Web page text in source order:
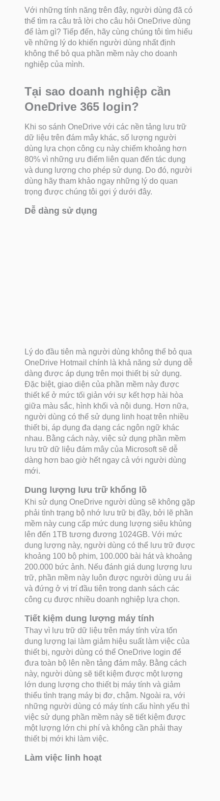
Với những tính năng trên đây, người dùng đã có
thể tìm ra câu trả lời cho câu hỏi OneDrive dùng
để làm gì? Tiếp đến, hãy cùng chúng tôi tìm hiểu
về những lý do khiến người dùng nhất định
không thể bỏ qua phần mềm này cho doanh
nghiệp của mình.
Tại sao doanh nghiệp cần
OneDrive 365 login?
Khi so sánh OneDrive với các nền tảng lưu trữ
dữ liệu trên đám mây khác, số lượng người
dùng lựa chọn công cụ này chiếm khoảng hơn
80% vì những ưu điểm liên quan đến tác dụng
và dung lượng cho phép sử dụng. Do đó, người
dùng hãy tham khảo ngay những lý do quan
trọng được chúng tôi gợi ý dưới đây.
Dễ dàng sử dụng
Lý do đầu tiên mà người dùng không thể bỏ qua
OneDrive Hotmail chính là khả năng sử dụng dễ
dàng được áp dụng trên mọi thiết bị sử dụng.
Đặc biệt, giao diện của phần mềm này được
thiết kế ở mức tối giản với sự kết hợp hài hòa
giữa màu sắc, hình khối và nội dung. Hơn nữa,
người dùng có thể sử dụng linh hoạt trên nhiều
thiết bị, áp dụng đa dạng các ngôn ngữ khác
nhau. Bằng cách này, việc sử dụng phần mềm
lưu trữ dữ liệu đám mây của Microsoft sẽ dễ
dàng hơn bao giờ hết ngay cả với người dùng
mới.
Dung lượng lưu trữ khổng lồ
Khi sử dụng OneDrive người dùng sẽ không gặp
phải tình trạng bộ nhớ lưu trữ bị đầy, bởi lẽ phần
mềm này cung cấp mức dung lượng siêu khủng
lên đến 1TB tương đương 1024GB. Với mức
dung lượng này, người dùng có thể lưu trữ được
khoảng 100 bộ phim, 100.000 bài hát và khoảng
200.000 bức ảnh. Nếu đánh giá dung lượng lưu
trữ, phần mềm này luôn được người dùng ưu ái
và đứng ở vị trí đầu tiên trong danh sách các
công cụ được nhiều doanh nghiệp lựa chọn.
Tiết kiệm dung lượng máy tính
Thay vì lưu trữ dữ liệu trên máy tính vừa tốn
dung lượng lại làm giảm hiệu suất làm việc của
thiết bị, người dùng có thể OneDrive login để
đưa toàn bộ lên nền tảng đám mây. Bằng cách
này, người dùng sẽ tiết kiệm được một lượng
lớn dung lượng cho thiết bị máy tính và giảm
thiểu tình trạng máy bị đơ, chậm. Ngoài ra, với
những người dùng có máy tính cấu hình yếu thì
việc sử dụng phần mềm này sẽ tiết kiệm được
một lượng lớn chi phí và không cần phải thay
thiết bị mới khi làm việc.
Làm việc linh hoạt